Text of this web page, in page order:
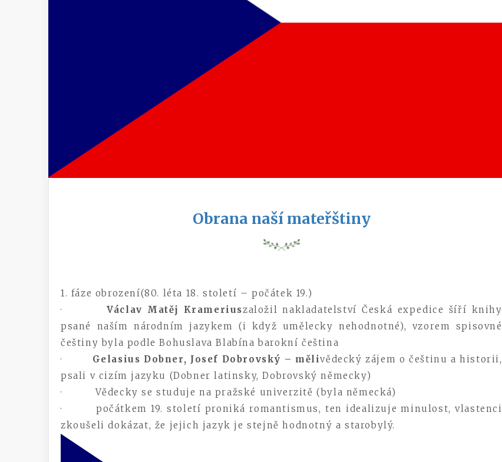
Obrana naší mateřštiny
1. fáze obrození(80. léta 18. století – počátek 19.)
·Václav Matěj Krameriuszaložil nakladatelství Česká expedice šíří knihy
psané naším národním jazykem (i když umělecky nehodnotné), vzorem spisovné
češtiny byla podle Bohuslava Blabína barokní čeština
· Gelasius Dobner, Josef Dobrovský – mělivědecký zájem o češtinu a historii,
psali v cizím jazyku (Dobner latinsky, Dobrovský německy)
· Vědecky se studuje na pražské univerzitě (byla německá)
· počátkem 19. století proniká romantismus, ten idealizuje minulost, vlastenci
zkoušeli dokázat, že jejich jazyk je stejně hodnotný a starobylý.